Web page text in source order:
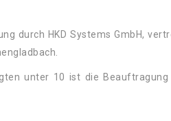
durch HKD Systems GmbH,
unter 10 ist die